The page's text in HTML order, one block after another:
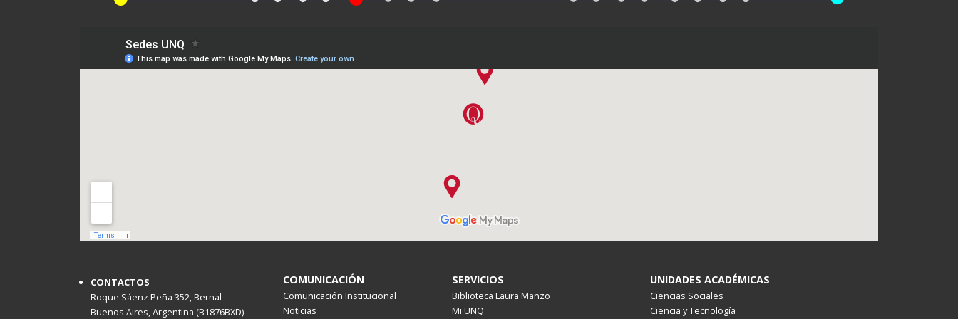
CONTACTOS
Roque Sáenz Peña 352, Bernal
Buenos Aires, Argentina (B1876BXD)
COMUNICACIÓN
Comunicación Institucional
Noticias
SERVICIOS
Biblioteca Laura Manzo
Mi UNQ
UNIDADES ACADÉMICAS
Ciencias Sociales
Ciencia y Tecnología